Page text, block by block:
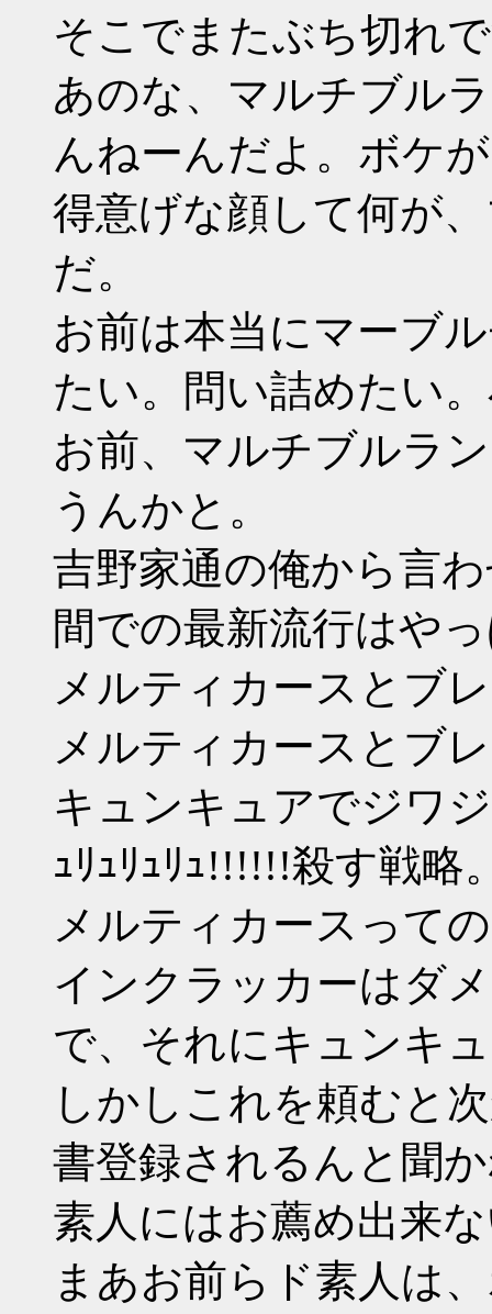
そこでまたぶち切れ
あのな、マルチブル
んねーんだよ。ボケ
得意げな顔して何が
だ。
お前は本当にマーブ
たい。問い詰めたい
お前、マルチブルラ
うんかと。
吉野家通の俺から言
間での最新流行はや
メルティカースとブ
メルティカースとブ
キュンキュアでジワ
ｭﾘｭﾘｭﾘｭ!!!!!!殺す戦略
メルティカースって
インクラッカーはダ
で、それにキュンキ
しかしこれを頼むと
書登録されるんと聞
素人にはお薦め出来
まあお前らド素人は